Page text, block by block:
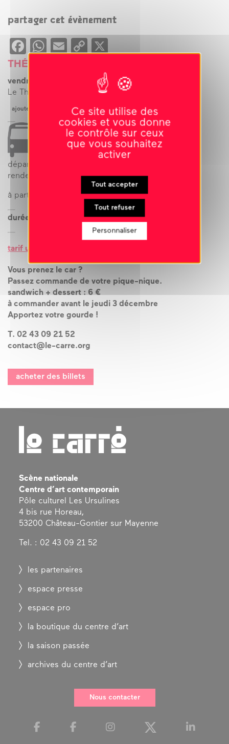
CoproductionTANDEM Scène nationale Arras Douai ;
partager cet évènement
Facebook
WhatsApp
EmailCopy
THÉÂTRE
vendredi 4 décembre 2026
20h30
Le Théâtre, Laval
ajouter à l’agenda
départ en car à 19h30
rendez-vous : 4 bis rue Horeau
à partir de
durée : durée estimée 1h30-1h45
tarif unique 13 €
Vous prenez le car ?
Passez commande de votre pique-nique.
sandwich + dessert : 6 €
à commander avant le jeudi 3 décembre
Apportez votre gourde !
T. 02 43 09 21 52
contact@le-carre.org
acheter des billets
Scène nationale
Centre d’art contemporain
Pôle culturel Les Ursulines
4 bis rue Horeau,
53200 Château-Gontier sur Mayenne
Tel. : 02 43 09 21 52
les partenaires
espace presse
espace pro
la boutique du centre d’art
la saison passée
archives du centre d’art
Nous contacter
Ce site utilise des
cookies et vous donne
le contrôle sur ceux
que vous souhaitez
activer
Tout accepter
Tout refuser
Personnaliser